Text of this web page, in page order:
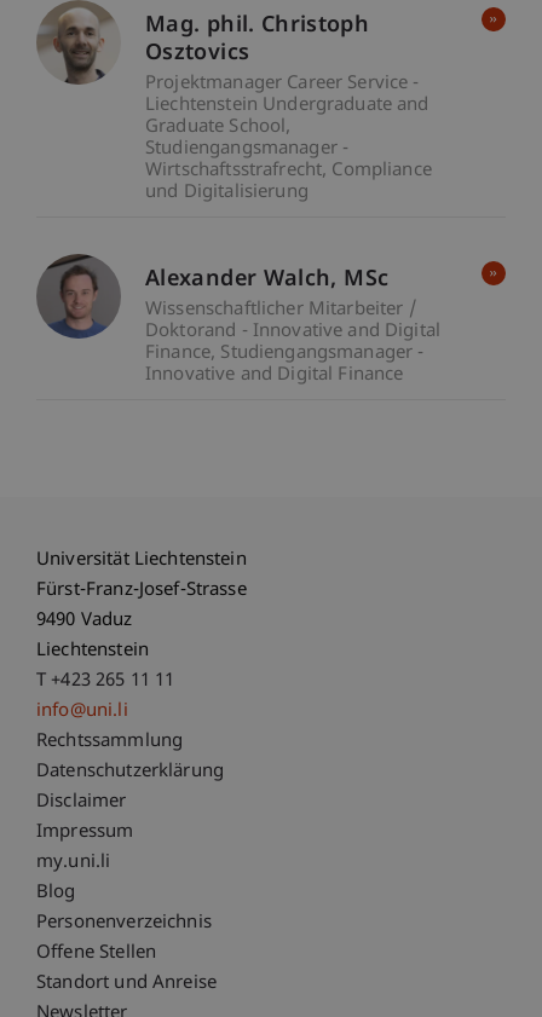
Mag. phil. Christoph
Osztovics
Projektmanager Career Service -
Liechtenstein Undergraduate and
Graduate School
Studiengangsmanager -
Wirtschaftsstrafrecht, Compliance
und Digitalisierung
Alexander Walch MSc
Wissenschaftlicher Mitarbeiter /
Doktorand - Innovative and Digital
Finance Studiengangsmanager -
Innovative and Digital Finance
Universität Liechtenstein
Fürst-Franz-Josef-Strasse
9490 Vaduz
Liechtenstein
T +423 265 11 11
info@uni.li
Fußzeile Rechtliche Hinweise
Rechtssammlung
Datenschutzerklärung
Disclaimer
Impressum
Fußzeile Subdomain-Verzeichnis
my.uni.li
Blog
Personenverzeichnis
Offene Stellen
Standort und Anreise